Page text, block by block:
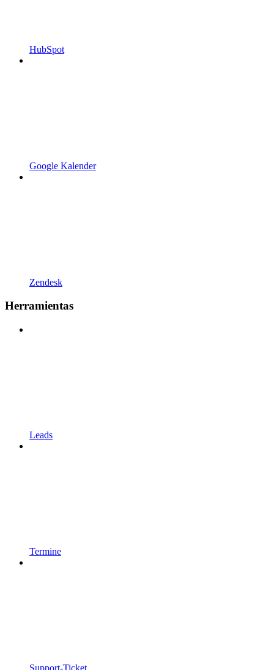
HubSpot
Google Kalender
Zendesk
Herramientas
Leads
Termine
Support-Ticket